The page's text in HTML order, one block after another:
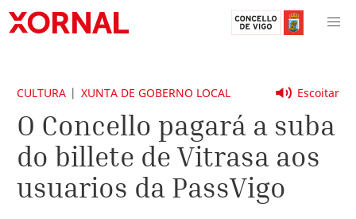
Escoitar
CULTURA XUNTA DE GOBERNO LOCAL
O Concello pagará a suba
do billete de Vitrasa aos
usuarios da PassVigo